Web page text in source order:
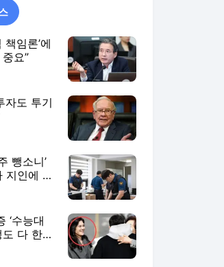
임론’에
요”
자도 투기
뺑소니’
지인에 유
‘수능대
다 한다